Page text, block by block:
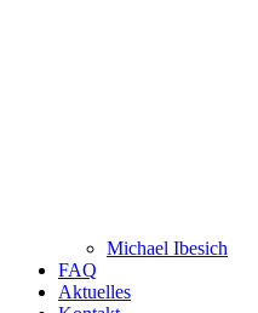
Michael Ibesich
FAQ
Aktuelles